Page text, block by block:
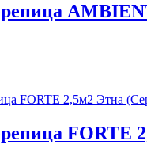
FORTE